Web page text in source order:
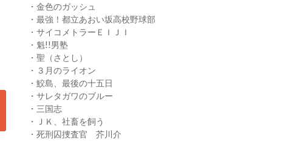
・金色のガッシュ
・最強！都立あおい坂高校野球部
・サイコメトラーＥＩＪＩ
・魁!!男塾
・聖（さとし）
・３月のライオン
・鮫島、最後の十五日
・サレタガワのブルー
・三国志
・ＪＫ、社畜を飼う
・死刑囚捜査官 芥川介